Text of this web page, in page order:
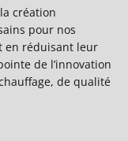
création
pour nos
en réduisant leur
de l’innovation
de qualité